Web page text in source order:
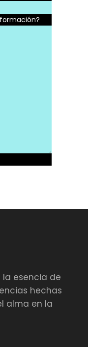
la esencia de
hechas
alma en la